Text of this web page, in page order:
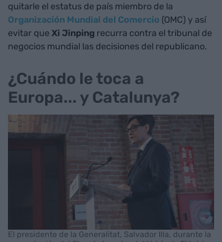
quitarle el estatus de país miembro de la
Organización Mundial del Comercio (OMC) y así
evitar que Xi Jinping recurra contra el tribunal de
negocios mundial las decisiones del republicano.
¿Cuándo le toca a
Europa... y Catalunya?
El presidente de la Generalitat, Salvador Illa, durante la